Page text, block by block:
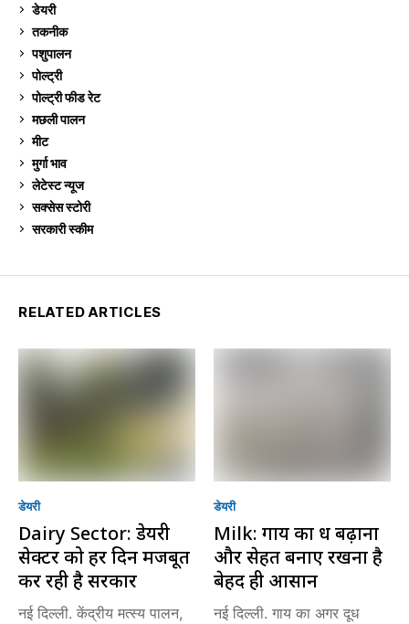
डेयरी
तकनीक
पशुपालन
पोल्ट्री
पोल्ट्री फीड रेट
मछली पालन
मीट
मुर्गा भाव
लेटेस्ट न्यूज
सक्सेस स्टो‍री
सरकारी स्की‍म
RELATED ARTICLES
डेयरी
Dairy Sector: डेयरी
सेक्टर को हर दिन मजबूत
कर रही है सरकार
नई दिल्ली. केंद्रीय मत्स्य पालन,
डेयरी
Milk: गाय का दूध बढ़ाना
और सेहत बनाए रखना है
बेहद ही आसान
नई दिल्ली. गाय का अगर दूध